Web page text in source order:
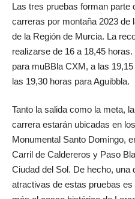
Las tres pruebas forman parte
carreras por montaña 2023 de
de la Región de Murcia. La
realizarse de 16 a 18,45
para muBBla CXM, a las
las 19,30 horas para Aguibbla.
Tanto la salida como la meta,
carrera estarán ubicadas en
Monumental Santo Domingo,
Carril de Caldereros y Paso
Ciudad del Sol. De hecho,
atractivas de estas pruebas